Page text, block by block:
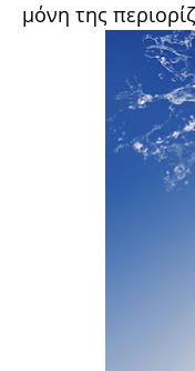
μόνη της